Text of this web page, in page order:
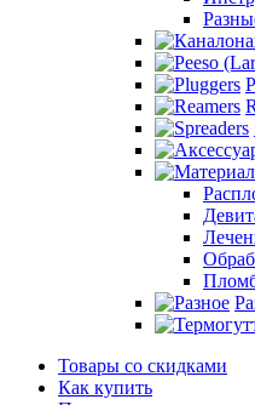
Товары со скидками
Как купить